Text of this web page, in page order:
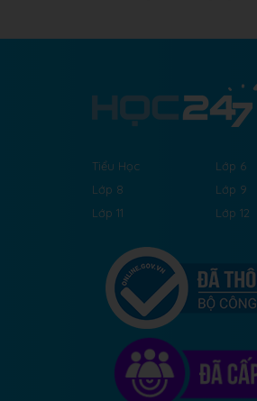
Tiểu Học Lớp 6
Lớp 8
Lớp 9
Lớp 11
Lớp 12